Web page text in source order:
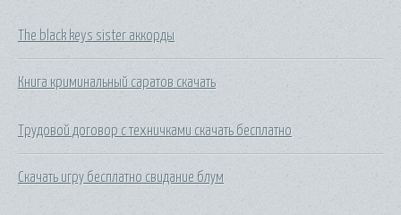
The black keys sister аккорды
Книга криминальный саратов скачать
Трудовой договор с техничками скачать бесплатно
Скачать игру бесплатно свидание блум